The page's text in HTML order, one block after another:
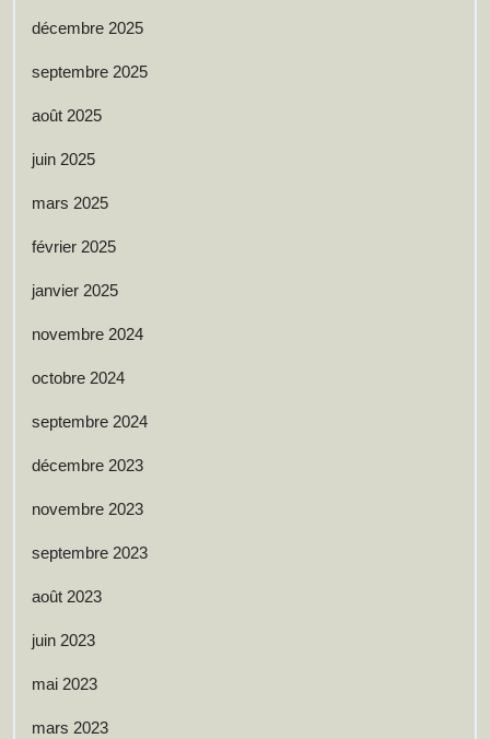
décembre 2025
septembre 2025
août 2025
juin 2025
mars 2025
février 2025
janvier 2025
novembre 2024
octobre 2024
septembre 2024
décembre 2023
novembre 2023
septembre 2023
août 2023
juin 2023
mai 2023
mars 2023